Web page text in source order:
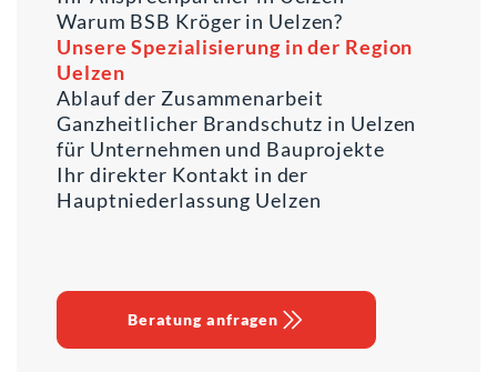
Warum BSB Kröger in Uelzen?
Unsere Spezialisierung in der Region
Uelzen
Ablauf der Zusammenarbeit
Ganzheitlicher Brandschutz in Uelzen
für Unternehmen und Bauprojekte
Ihr direkter Kontakt in der
Hauptniederlassung Uelzen
Beratung anfragen